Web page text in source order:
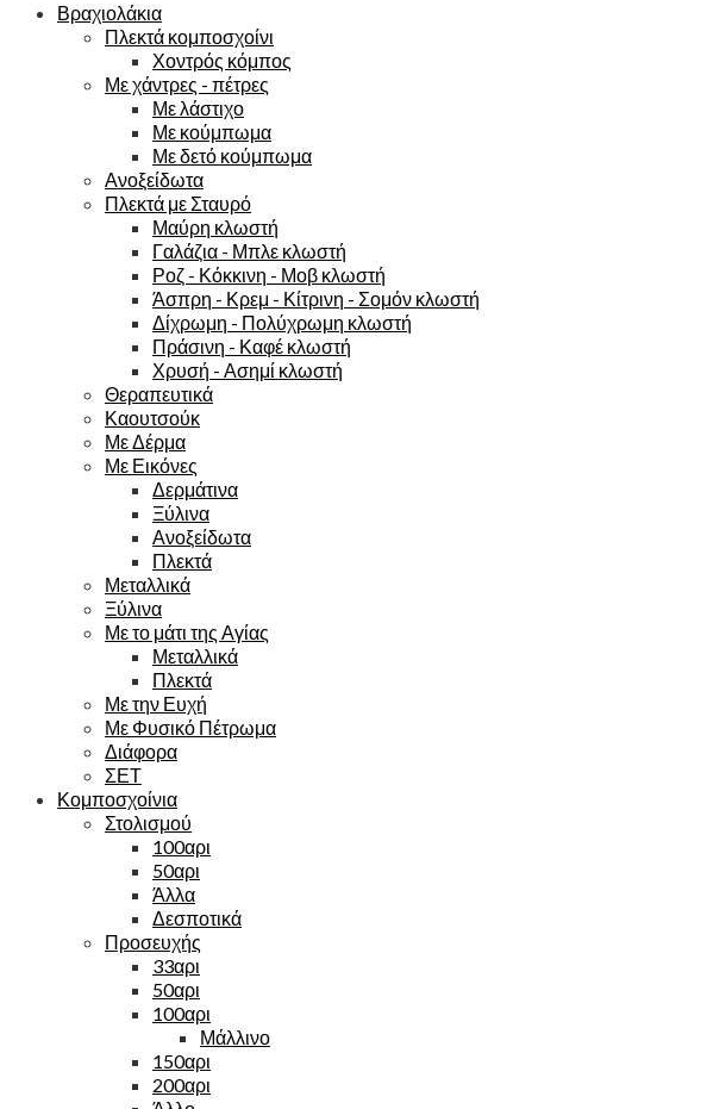
Βραχιολάκια
Πλεκτά κομποσχοίνι
Χοντρός κόμπος
Με χάντρες - πέτρες
Με λάστιχο
Με κούμπωμα
Με δετό κούμπωμα
Ανοξείδωτα
Πλεκτά με Σταυρό
Μαύρη κλωστή
Γαλάζια - Μπλε κλωστή
Ροζ - Κόκκινη - Μοβ κλωστή
Άσπρη - Κρεμ - Κίτρινη - Σομόν κλωστή
Δίχρωμη - Πολύχρωμη κλωστή
Πράσινη - Καφέ κλωστή
Χρυσή - Ασημί κλωστή
Θεραπευτικά
Καουτσούκ
Με Δέρμα
Με Εικόνες
Δερμάτινα
Ξύλινα
Ανοξείδωτα
Πλεκτά
Μεταλλικά
Ξύλινα
Με το μάτι της Αγίας
Μεταλλικά
Πλεκτά
Με την Ευχή
Με Φυσικό Πέτρωμα
Διάφορα
ΣΕΤ
Κομποσχοίνια
Στολισμού
100αρι
50αρι
Άλλα
Δεσποτικά
Προσευχής
33αρι
50αρι
100αρι
Μάλλινο
150αρι
200αρι